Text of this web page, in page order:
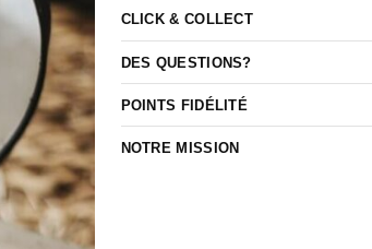
CLICK & COLLECT
DES QUESTIONS?
POINTS FIDÉLITÉ
NOTRE MISSION